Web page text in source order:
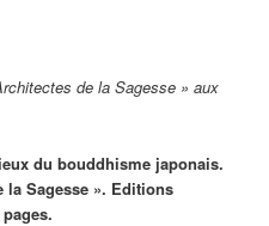
de la Sagesse » aux
du bouddhisme japonais.
la Sagesse ». Editions